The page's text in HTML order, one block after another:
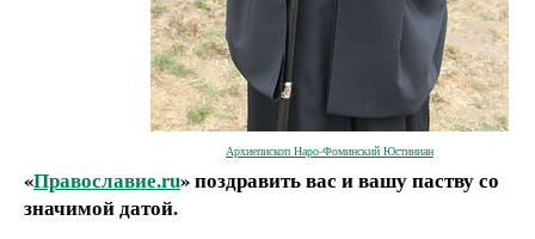
Архиепископ Наро-Фоминский Юстиниан
«Православие.ru» поздравить вас и вашу паству со
значимой датой.